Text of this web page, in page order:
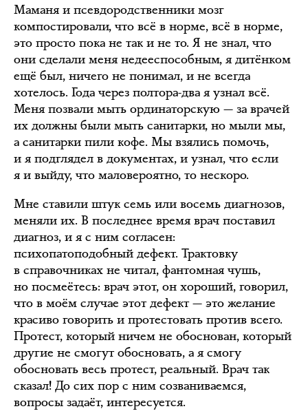
Маманя и псевдородственники мозг
компостировали, что всё в норме, всё в норме,
это просто пока не так и не то. Я не знал, что
они сделали меня недееспособным, я дитёнком
ещё был, ничего не понимал, и не всегда
хотелось. Года через полтора-два я узнал всё.
Меня позвали мыть ординаторскую — за врачей
их должны были мыть санитарки, но мыли мы,
а санитарки пили кофе. Мы взялись помочь,
и я подглядел в документах, и узнал, что если
я и выйду, что маловероятно, то нескоро.
Мне ставили штук семь или восемь диагнозов,
меняли их. В последнее время врач поставил
диагноз, и я с ним согласен:
психопатоподобный дефект. Трактовку
в справочниках не читал, фантомная чушь,
но посмеётесь: врач этот, он хороший, говорил,
что в моём случае этот дефект — это желание
красиво говорить и протестовать против всего.
Протест, который ничем не обоснован, который
другие не смогут обосновать, а я смогу
обосновать весь протест, реальный. Врач так
сказал! До сих пор с ним созваниваемся,
вопросы задаёт, интересуется.